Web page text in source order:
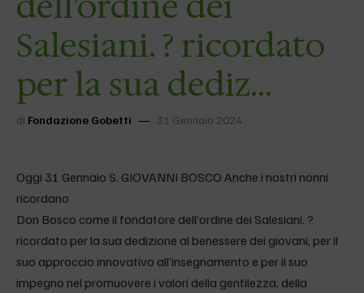
Salesiani. ? ricordato
per la sua dediz…
di Fondazione Gobetti 31 Gennaio 2024
Oggi 31 Gennaio S. GIOVANNI BOSCO Anche i nostri nonni
ricordano
Don Bosco come il fondatore dell’ordine dei Salesiani. ?
ricordato per la sua dedizione al benessere dei giovani, per il
suo approccio innovativo all’insegnamento e per il suo
impegno nel promuovere i valori della gentilezza, della